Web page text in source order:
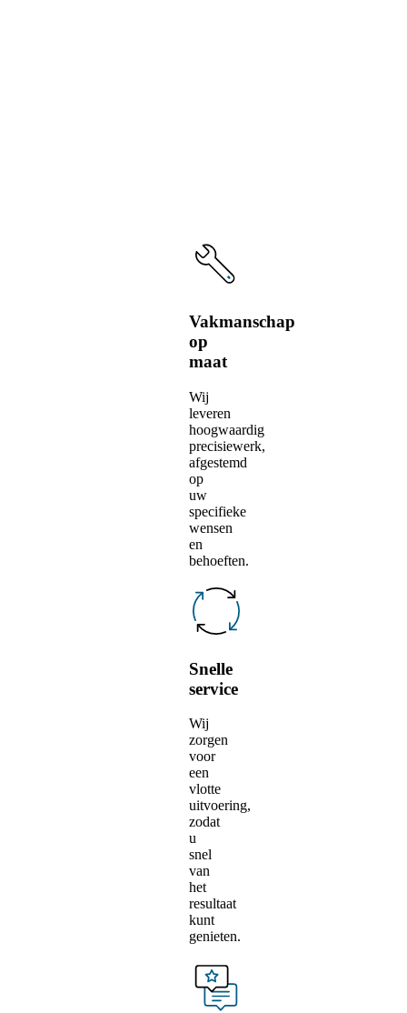
Vakmanschap
op
maat
Wij
leveren
hoogwaardig
precisiewerk,
afgestemd
op
uw
specifieke
wensen
en
behoeften.
Snelle
service
Wij
zorgen
voor
een
vlotte
uitvoering,
zodat
u
snel
van
het
resultaat
kunt
genieten.